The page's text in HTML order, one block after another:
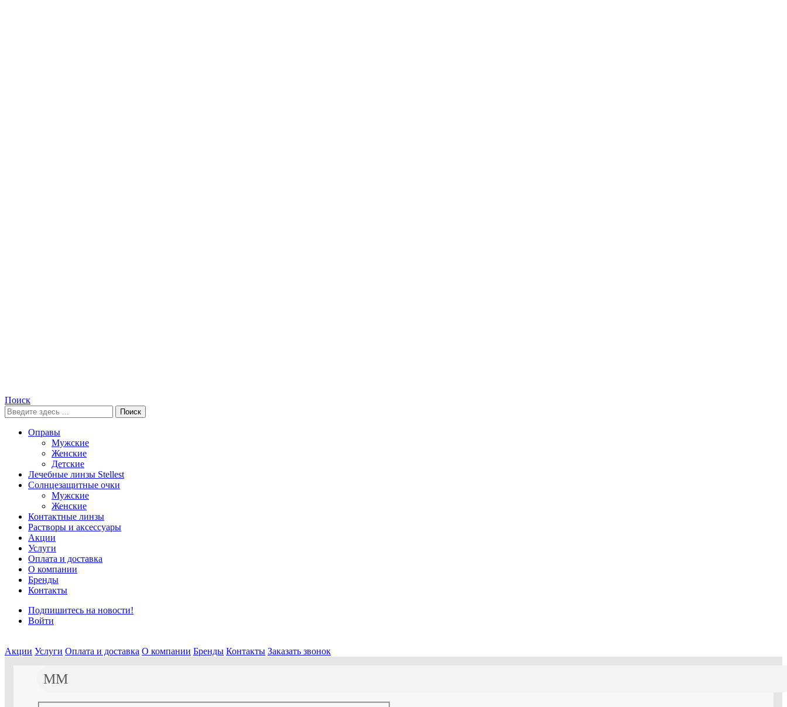
Поиск
Поиск
Оправы
Мужские
Женские
Детские
Лечебные линзы Stellest
Солнцезащитные очки
Мужские
Женские
Контактные линзы
Растворы и аксессуары
Акции
Услуги
Оплата и доставка
О компании
Бренды
Контакты
Подпишитесь на новости!
Войти
Акции Услуги Оплата и доставка О компании Бренды Контакты Заказать звонок